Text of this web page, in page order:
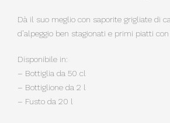
Dà il suo meglio con saporite grigliate di
d’alpeggio ben stagionati e primi piatti
Disponibile in:
– Bottiglia da 50 cl
– Bottiglione da 2 l
– Fusto da 20 l